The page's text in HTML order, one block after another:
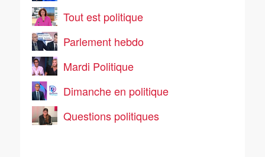
Tout est politique
Parlement hebdo
Mardi Politique
Dimanche en politique
Questions politiques